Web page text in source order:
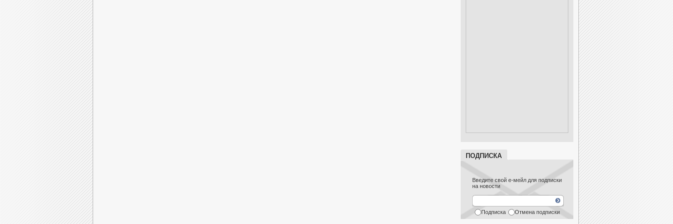
ПОДПИСКА
Введите свой е-мейл для подписки
на новости
Подписка Отмена подписки